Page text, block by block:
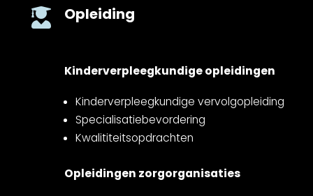
 Opleiding
Kinderverpleegkundige opleidingen
Kinderverpleegkundige vervolgopleiding
Specialisatiebevordering
Kwalititeitsopdrachten
Opleidingen zorgorganisaties